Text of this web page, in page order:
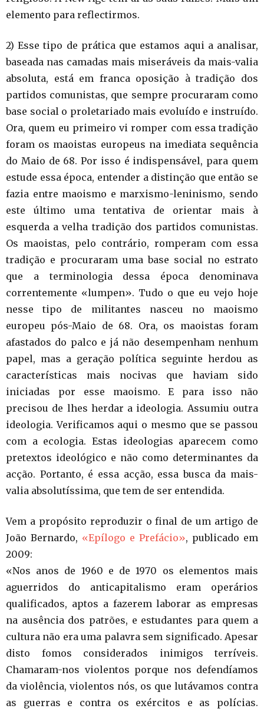
elemento para reflectirmos.
2) Esse tipo de prática que estamos aqui a analisar,
baseada nas camadas mais miseráveis da mais-valia
absoluta, está em franca oposição à tradição dos
partidos comunistas, que sempre procuraram como
base social o proletariado mais evoluído e instruído.
Ora, quem eu primeiro vi romper com essa tradição
foram os maoistas europeus na imediata sequência
do Maio de 68. Por isso é indispensável, para quem
estude essa época, entender a distinção que então se
fazia entre maoismo e marxismo-leninismo, sendo
este último uma tentativa de orientar mais à
esquerda a velha tradição dos partidos comunistas.
Os maoistas, pelo contrário, romperam com essa
tradição e procuraram uma base social no estrato
que a terminologia dessa época denominava
correntemente «lumpen». Tudo o que eu vejo hoje
nesse tipo de militantes nasceu no maoismo
europeu pós-Maio de 68. Ora, os maoistas foram
afastados do palco e já não desempenham nenhum
papel, mas a geração política seguinte herdou as
características mais nocivas que haviam sido
iniciadas por esse maoismo. E para isso não
precisou de lhes herdar a ideologia. Assumiu outra
ideologia. Verificamos aqui o mesmo que se passou
com a ecologia. Estas ideologias aparecem como
pretextos ideológico e não como determinantes da
acção. Portanto, é essa acção, essa busca da mais-
valia absolutíssima, que tem de ser entendida.
Vem a propósito reproduzir o final de um artigo de
João Bernardo, «Epílogo e Prefácio», publicado em
2009:
«Nos anos de 1960 e de 1970 os elementos mais
aguerridos do anticapitalismo eram operários
qualificados, aptos a fazerem laborar as empresas
na ausência dos patrões, e estudantes para quem a
cultura não era uma palavra sem significado. Apesar
disto fomos considerados inimigos terríveis.
Chamaram-nos violentos porque nos defendíamos
da violência, violentos nós, os que lutávamos contra
as guerras e contra os exércitos e as polícias.